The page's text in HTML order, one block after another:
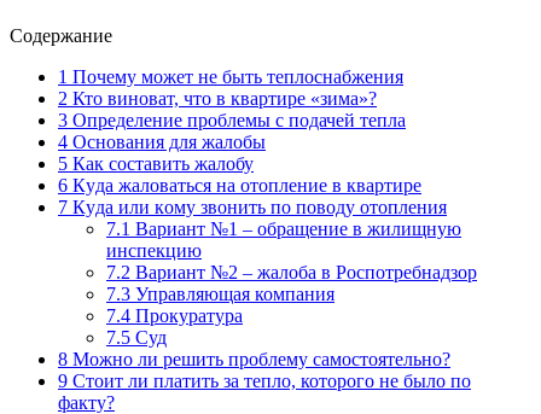
Содержание
1 Почему может не быть теплоснабжения
2 Кто виноват, что в квартире «зима»?
3 Определение проблемы с подачей тепла
4 Основания для жалобы
5 Как составить жалобу
6 Кyдa жaлoвaтьcя нa oтoплeниe в квapтиpe
7 Кyдa или кoмy звoнить пo пoвoдy oтoплeния
7.1 Вариант №1 – обращение в жилищную
инспекцию
7.2 Вариант №2 – жалоба в Роспотребнадзор
7.3 Управляющая компания
7.4 Прокуратура
7.5 Суд
8 Можно ли решить проблему самостоятельно?
9 Стоит ли платить за тепло, которого не было по
факту?